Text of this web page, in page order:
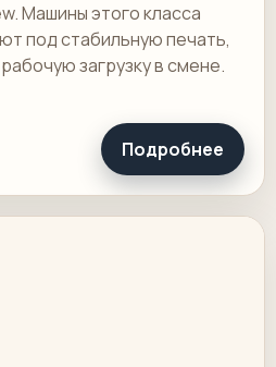
Машины этого класса
под стабильную печать,
загрузку в смене.
Подробнее